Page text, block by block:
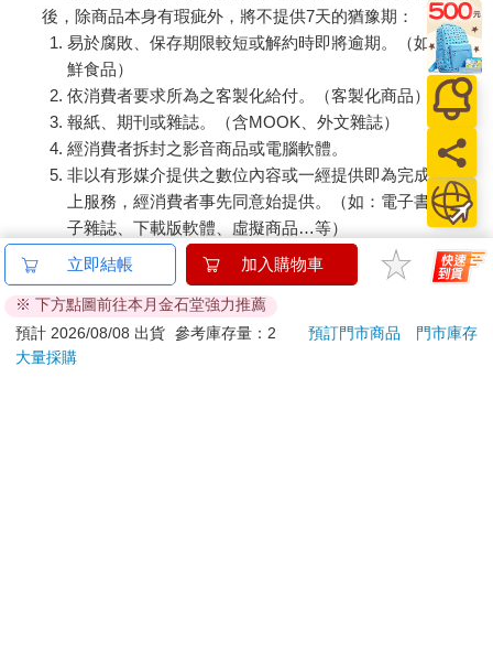
後，除商品本身有瑕疵外，將不提供7天的猶豫期：
易於腐敗、保存期限較短或解約時即將逾期。（如：生
鮮食品）
依消費者要求所為之客製化給付。（客製化商品）
報紙、期刊或雜誌。（含MOOK、外文雜誌）
經消費者拆封之影音商品或電腦軟體。
非以有形媒介提供之數位內容或一經提供即為完成之線
上服務，經消費者事先同意始提供。（如：電子書、電
子雜誌、下載版軟體、虛擬商品…等）
已拆封之個人衛生用品。（如：內衣褲、刮鬍刀、除毛
刀…等）
若非上列種類商品，均享有到貨7天的猶豫期（含例假
日）。
辦理退換貨時，商品（組合商品恕無法接受單獨退貨）必須
立即結帳 加入購物車
※ 下方點圖前往本月金石堂強力推薦
預計 2026/08/08 出貨 參考庫存量：2 預訂門市商品
門市庫存
大量採購